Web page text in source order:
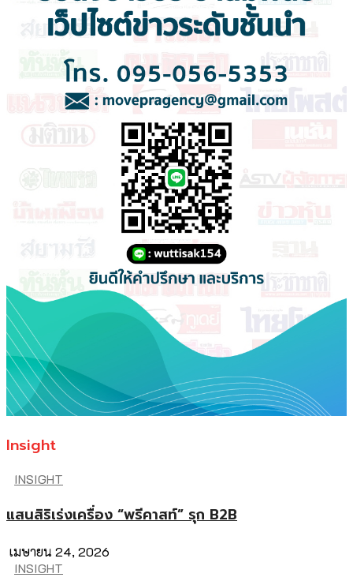
Insight
INSIGHT
แสนสิริเร่งเครื่อง “พรีคาสท์” รุก B2B
เมษายน 24, 2026
INSIGHT